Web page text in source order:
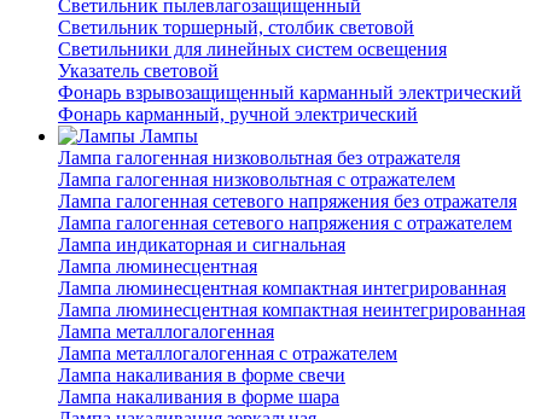
Светильник пылевлагозащищенный
Светильник торшерный, столбик световой
Светильники для линейных систем освещения
Указатель световой
Фонарь взрывозащищенный карманный электрический
Фонарь карманный, ручной электрический
Лампы
Лампа галогенная низковольтная без отражателя
Лампа галогенная низковольтная с отражателем
Лампа галогенная сетевого напряжения без отражателя
Лампа галогенная сетевого напряжения с отражателем
Лампа индикаторная и сигнальная
Лампа люминесцентная
Лампа люминесцентная компактная интегрированная
Лампа люминесцентная компактная неинтегрированная
Лампа металлогалогенная
Лампа металлогалогенная с отражателем
Лампа накаливания в форме свечи
Лампа накаливания в форме шара